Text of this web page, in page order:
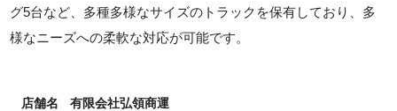
グ5台など、多種多様なサイズのトラックを保有しており、多
様なニーズへの柔軟な対応が可能です。
店舗名 有限会社弘領商運